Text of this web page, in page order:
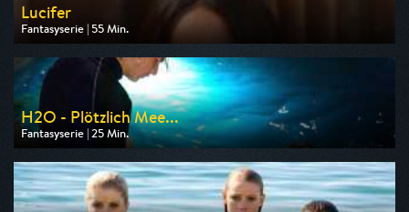
Lucifer
Fantasyserie | 55 Min.
Ausgestrahlt von Super RTL
am 09.08.2026, 20:15
H2O - Plötzlich Mee...
Fantasyserie | 25 Min.
Ausgestrahlt von ZDF neo
am 10.08.2026, 06:35